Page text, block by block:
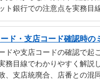
ト銀行での注意点を実務目
ド・支店コード確認時の
ドや支店コードの確認で起
務目線でわかりやすく解説
、支店統廃合、店番との混